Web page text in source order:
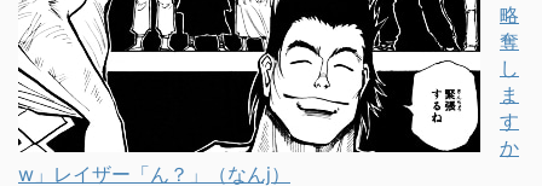
略
奪
し
ま
す
か
w」レイザー「ん？」（なんj）